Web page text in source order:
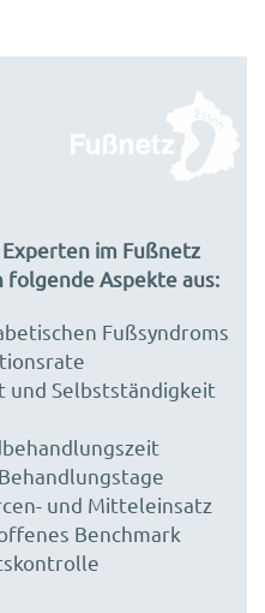
im Fußnetz
folgende Aspekte aus:
Fußsyndroms
und Selbstständigkeit
und Mitteleinsatz
Benchmark